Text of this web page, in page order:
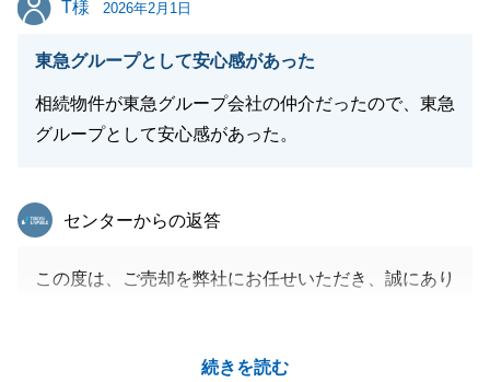
T様 2026年2月1日
東急グループとして安心感があった
相続物件が東急グループ会社の仲介だったので、東急
グループとして安心感があった。
続きを読む
東急リバブル
センターからの返答
この度は、ご売却を弊社にお任せいただき、誠にあり
気持ちもあったと思いますが、無事にご成約となり安